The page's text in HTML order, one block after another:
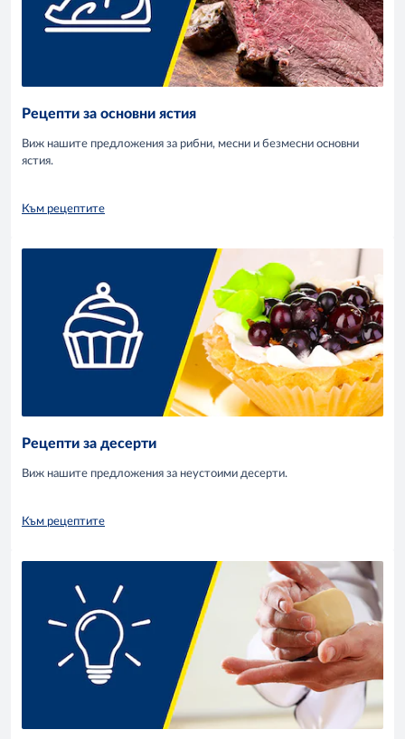
Рецепти за основни ястия
Виж нашите предложения за рибни, месни и безмесни основни
ястия.
Към рецептите
Рецепти за десерти
Виж нашите предложения за неустоими десерти.
Към рецептите